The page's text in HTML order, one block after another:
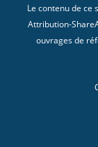
Le contenu de ce
Attribution-
ouvrages de